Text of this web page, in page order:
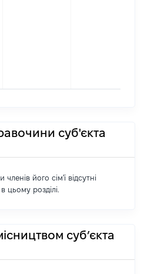
суб'єкта
його сім'ї відсутні
цьому розділі.
суб’єкта